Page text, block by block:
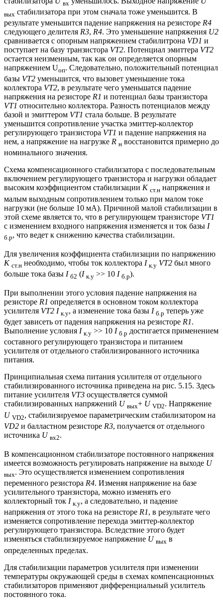
вх
вых стабилизатора при этом сначала тоже уменьшится. В
результате уменьшится падение напряжения на резисторе R4
следующего делителя R3, R4. Это уменьшение напряжения U2
сравнивается с опорным напряжением стабилитрона VD1 и
поступает на базу транзистора VT2. Потенциал эмиттера VT2
остается неизменным, так как он определяется опорным
напряжением Uоп. Следовательно, положительный потенциал
базы VT2 уменьшится, что вызовет уменьшение тока
коллектора VT2, в результате чего уменьшатся падение
напряжения на резисторе R1 и потенциал базы транзистора
VТ1 относительно коллектора. Разность потенциалов между
базой и эмиттером VT1 стала больше. В результате
уменьшится сопротивление участка эмиттер-коллектор
регулирующего транзистора VT1 и падение напряжения на
нем, а напряжение на нагрузке R н восстановится примерно до
номинального значения.
Схема компенсационного стабилизатора с последовательным
включением регулирующего транзистора и нагрузки обладает
высоким коэффициентом стабилизации К ст.н напряжения и
малым выходным сопротивлением только при малом токе
нагрузки (не больше 10 мА). Причиной малой стабилизации в
этой схеме является то, что в регулирующем транзисторе VT1
с изменением входного напряжения изменяется и ток базы I
б.р, что ведет к снижению качества стабилизации.
Для увеличения коэффициента стабилизации по напряжению
К ст.н необходимо, чтобы ток коллектора I к.у VT2 был много
больше тока базы I б2 (I к.у >> 10 I б.р).
При выполнении этого условия падение напряжения на
резисторе R1 определяется в основном током коллектора
усилителя VT2 I к.у, а изменение тока базы I б.р теперь уже
будет зависеть от падения напряжения на резисторе R1.
Выполнение условия I к.у >> 10 I б.р достигается применением
составного регулирующего транзистора и питанием
усилителя от отдельного стабилизированного источника
питания.
Принципиальная схема питания усилителя от отдельного
стабилизированного источника приведена на рис. 5.15. Здесь
питание усилителя VT3 осуществляется суммой
стабилизированных напряжений U вых+ U VD2. Напряжение
U VD2, стабилизируемое параметрическим стабилизатором на
VD2 и балластном резисторе R3, получается от отдельного
источника U вх2.
В компенсационном стабилизаторе постоянного напряжения
имеется возможность регулировать напряжение на выходе U
вых. Это осуществляется изменением сопротивления
переменного резистора R4. Изменяя напряжение на базе
усилительного транзистора, можно изменять его
коллекторный ток I к.у, а следовательно, и падение
напряжения от этого тока на резисторе R1, в результате чего
изменяется сопротивление перехода эмиттер-коллектор
регулирующего транзистора. Вследствие этого будет
изменяться стабилизируемое напряжение U вых в
определенных пределах.
Для стабилизации параметров усилителя при изменении
температуры окружающей среды в схемах компенсационных
стабилизаторов применяют дифференциальный усилитель
постоянного тока.